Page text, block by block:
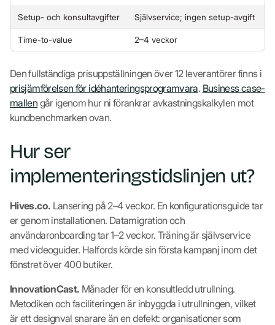
Setup- och konsultavgifter Självservice; ingen setup-avgift
Time-to-value 2–4 veckor
Den fullständiga prisuppställningen över 12 leverantörer finns i
prisjämförelsen för idéhanteringsprogramvara. Business case-
mallen går igenom hur ni förankrar avkastningskalkylen mot
kundbenchmarken ovan.
Hur ser
implementeringstidslinjen ut?
Hives.co. Lansering på 2–4 veckor. En konfigurationsguide tar
er genom installationen. Datamigration och
användaronboarding tar 1–2 veckor. Träning är självservice
med videoguider. Halfords körde sin första kampanj inom det
fönstret över 400 butiker.
InnovationCast. Månader för en konsultledd utrullning.
Metodiken och faciliteringen är inbyggda i utrullningen, vilket
är ett designval snarare än en defekt: organisationer som